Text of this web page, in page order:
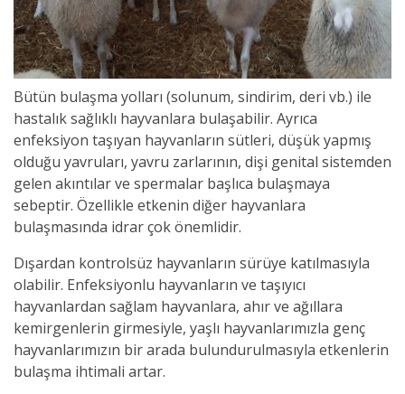
Bütün bulaşma yolları (solunum, sindirim, deri vb.) ile
hastalık sağlıklı hayvanlara bulaşabilir. Ayrıca
enfeksiyon taşıyan hayvanların sütleri, düşük yapmış
olduğu yavruları, yavru zarlarının, dişi genital sistemden
gelen akıntılar ve spermalar başlıca bulaşmaya
sebeptir. Özellikle etkenin diğer hayvanlara
bulaşmasında idrar çok önemlidir.
Dışardan kontrolsüz hayvanların sürüye katılmasıyla
olabilir. Enfeksiyonlu hayvanların ve taşıyıcı
hayvanlardan sağlam hayvanlara, ahır ve ağıllara
kemirgenlerin girmesiyle, yaşlı hayvanlarımızla genç
hayvanlarımızın bir arada bulundurulmasıyla etkenlerin
bulaşma ihtimali artar.